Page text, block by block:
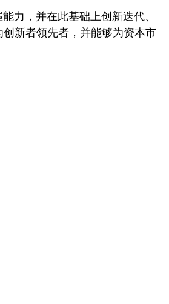
力，并在此基础上创新迭代、
创新者领先者，并能够为资本市